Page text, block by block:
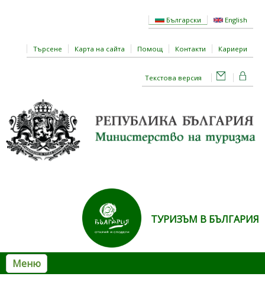
Български English
Търсене Карта на сайта Помощ Контакти Кариери
Текстова версия
ТУРИЗЪМ В БЪЛГАРИЯ
Меню